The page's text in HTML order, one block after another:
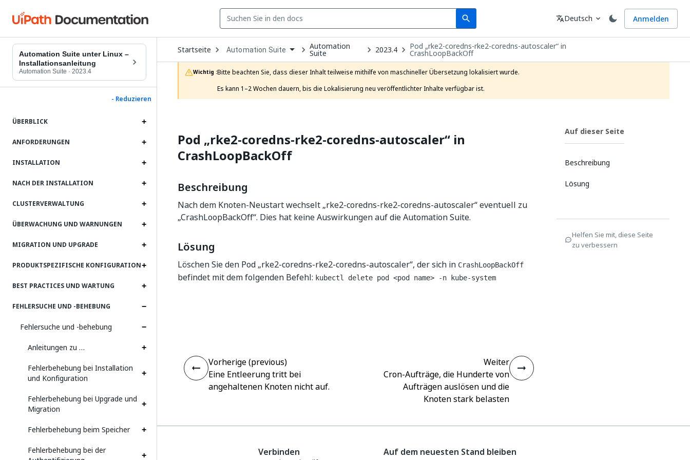
search
Search Sprache
translateDeutsch expand_more Anmelden
Automation Suite unter Linux –
Installationsanleitung
Automation Suite · 2023.4
- Reduzieren
ÜBERBLICK
ANFORDERUNGEN
INSTALLATION
NACH DER INSTALLATION
CLUSTERVERWALTUNG
ÜBERWACHUNG UND WARNUNGEN
MIGRATION UND UPGRADE
PRODUKTSPEZIFISCHE KONFIGURATION
BEST PRACTICES UND WARTUNG
FEHLERSUCHE UND ‑BEHEBUNG
Fehlersuche und ‑behebung
Anleitungen zu …
Fehlerbehebung bei Installation
und Konfiguration
Fehlerbehebung bei Upgrade und
Migration
Fehlerbehebung beim Speicher
Fehlerbehebung bei der
Startseite Open
Dropdown
to
choose
product
Automation Suite Automation
Suite 2023.4 Pod „rke2-coredns-rke2-coredns-autoscaler“ in
CrashLoopBackOff
Wichtig :Bitte beachten Sie, dass dieser Inhalt teilweise mithilfe von maschineller Übersetzung lokalisiert wurde.
Es kann 1–2 Wochen dauern, bis die Lokalisierung neu veröffentlichter Inhalte verfügbar ist.
Pod „rke2-coredns-rke2-coredns-autoscaler“ in
CrashLoopBackOff
Beschreibung
Nach dem Knoten-Neustart wechselt „rke2-coredns-rke2-coredns-autoscaler“ eventuell zu
„CrashLoopBackOff“. Dies hat keine Auswirkungen auf die Automation Suite.
Lösung
Löschen Sie den Pod „rke2-coredns-rke2-coredns-autoscaler“, der sich in CrashLoopBackOff
befindet mit dem folgenden Befehl: kubectl delete pod <pod name> -n kube-system
Auf dieser Seite
Beschreibung
Lösung
Helfen Sie mit, diese Seite
zu verbessern
Vorherige (previous)
Eine Entleerung tritt bei
angehaltenen Knoten nicht auf.
Weiter
Cron-Aufträge, die Hunderte von
Aufträgen auslösen und die
Knoten stark belasten
Verbinden Auf dem neuesten Stand bleiben